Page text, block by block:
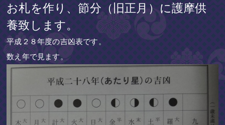
お札を作り、節分（旧正月）に護摩供
養致します。
平成２８年度の吉凶表です。
数え年で見ます。